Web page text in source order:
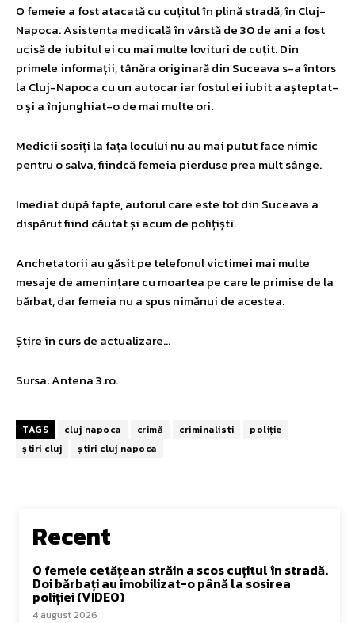
O femeie a fost atacată cu cuțitul în plină stradă, în Cluj-
Napoca. Asistenta medicală în vârstă de 30 de ani a fost
ucisă de iubitul ei cu mai multe lovituri de cuțit. Din
primele informații, tânăra originară din Suceava s-a întors
la Cluj-Napoca cu un autocar iar fostul ei iubit a așteptat-
o și a înjunghiat-o de mai multe ori.
Medicii sosiți la fața locului nu au mai putut face nimic
pentru o salva, fiindcă femeia pierduse prea mult sânge.
Imediat după fapte, autorul care este tot din Suceava a
dispărut fiind căutat și acum de polițiști.
Anchetatorii au găsit pe telefonul victimei mai multe
mesaje de amenințare cu moartea pe care le primise de la
bărbat, dar femeia nu a spus nimănui de acestea.
Știre în curs de actualizare…
Sursa: Antena 3.ro.
TAGS cluj napoca crimă criminalisti
poliție
știri cluj
știri cluj napoca
Recent
O femeie cetățean străin a scos cuțitul în stradă.
Doi bărbați au imobilizat-o până la sosirea
poliției (VIDEO)
4 august 2026